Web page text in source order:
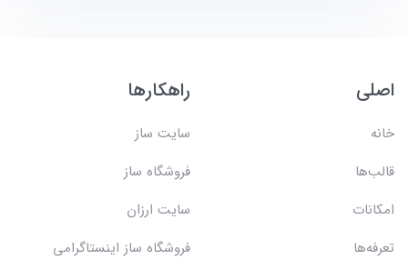
اصلی
خانه
قالب‌ها
امکانات
تعرفه‌ها
راهکارها
سایت ساز
فروشگاه ساز
سایت ارزان
فروشگاه ساز اینستاگرامی